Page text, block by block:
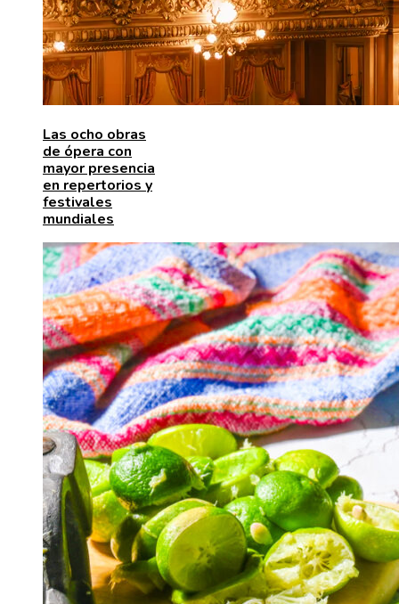
Las ocho obras
de ópera con
mayor presencia
en repertorios y
festivales
mundiales